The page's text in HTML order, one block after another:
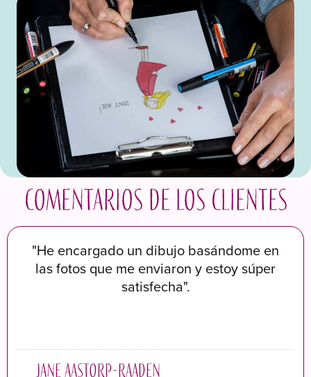
Comentarios de los clientes
"He encargado un dibujo basándome en
las fotos que me enviaron y estoy súper
satisfecha".
Jane Aastorp-Raaden